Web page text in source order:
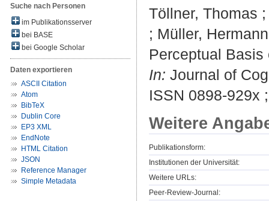
Suche nach Personen
im Publikationsserver
bei BASE
bei Google Scholar
Daten exportieren
ASCII Citation
Atom
BibTeX
Dublin Core
EP3 XML
EndNote
HTML Citation
JSON
Reference Manager
Simple Metadata
Töllner, Thomas
; Müller,
Perceptual
In: Journal of
ISSN 0898-929x
Weitere
Publikationsform:
Institutionen der Universität:
Weitere URLs:
Peer-Review-Journal: